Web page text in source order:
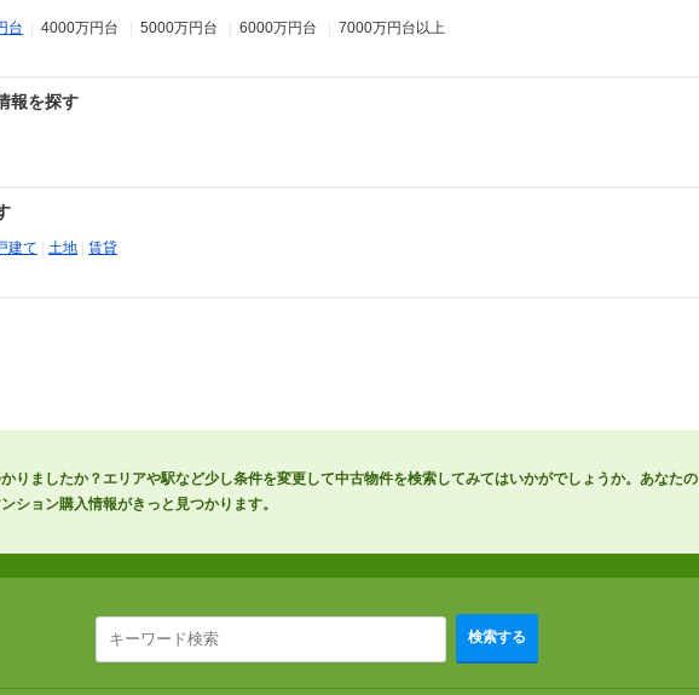
台 4000万円台 5000万円台 6000万円台 7000万円台以上
報を探す
建て 土地 賃貸
りましたか？エリアや駅など少し条件を変更して中古物件を検索してみてはいかがでしょうか。あなたの
ション購入情報がきっと見つかります。
検索する